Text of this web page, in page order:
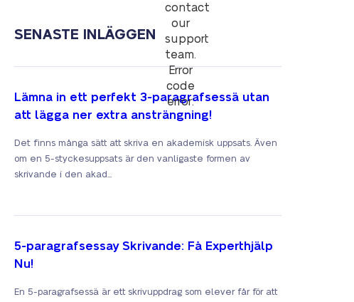
contact
our
support
team.
Error
code
error:
SENASTE INLÄGGEN
Lämna in ett perfekt 3-paragrafsessä utan
att lägga ner extra ansträngning!
Det finns många sätt att skriva en akademisk uppsats. Även
om en 5-styckesuppsats är den vanligaste formen av
skrivande i den akad...
5-paragrafsessay Skrivande: Få Experthjälp
Nu!
En 5-paragrafsessä är ett skrivuppdrag som elever får för att